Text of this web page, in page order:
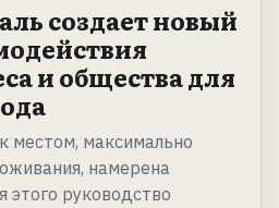
создает новый
и общества для
местом, максимально
намерена
этого руководство